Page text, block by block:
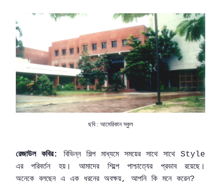
ছবি : আমেরিকান স্কুল
রেজাউল কবির: বিভিন্ন শিল্প মাধ্যমে সময়ের সাথে সাথে Style
এর পরিবর্তন হয়। আমাদের শিল্পে পাশ্চাত্যের প্রভাব
রয়েছে।
অনেকে বলছেন এ এক ধরনের অবক্ষয়, আপনি কি মনে করেন?